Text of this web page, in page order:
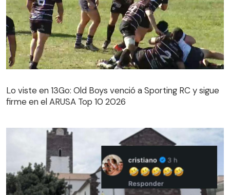
Lo viste en 13Go: Old Boys venció a Sporting RC y sigue
firme en el ARUSA Top 10 2026